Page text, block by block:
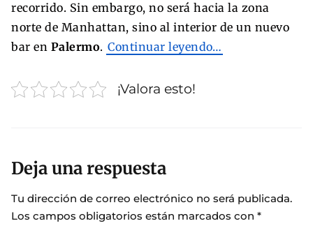
recorrido. Sin embargo, no será hacia la zona
norte de Manhattan, sino al interior de un nuevo
bar en Palermo. Continuar leyendo…
¡Valora esto!
Deja una respuesta
Tu dirección de correo electrónico no será publicada.
Los campos obligatorios están marcados con *